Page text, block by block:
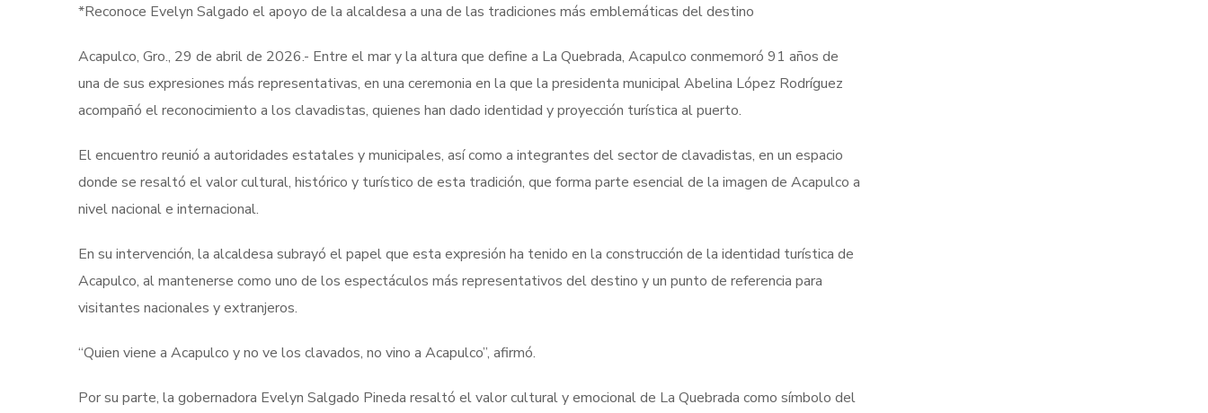
*Reconoce Evelyn Salgado el apoyo de la alcaldesa a una de las tradiciones más emblemáticas del destino
Acapulco, Gro., 29 de abril de 2026.- Entre el mar y la altura que define a La Quebrada, Acapulco conmemoró 91 años de
una de sus expresiones más representativas, en una ceremonia en la que la presidenta municipal Abelina López Rodríguez
acompañó el reconocimiento a los clavadistas, quienes han dado identidad y proyección turística al puerto.
El encuentro reunió a autoridades estatales y municipales, así como a integrantes del sector de clavadistas, en un espacio
donde se resaltó el valor cultural, histórico y turístico de esta tradición, que forma parte esencial de la imagen de Acapulco a
nivel nacional e internacional.
En su intervención, la alcaldesa subrayó el papel que esta expresión ha tenido en la construcción de la identidad turística de
Acapulco, al mantenerse como uno de los espectáculos más representativos del destino y un punto de referencia para
visitantes nacionales y extranjeros.
“Quien viene a Acapulco y no ve los clavados, no vino a Acapulco”, afirmó.
Por su parte, la gobernadora Evelyn Salgado Pineda resaltó el valor cultural y emocional de La Quebrada como símbolo del